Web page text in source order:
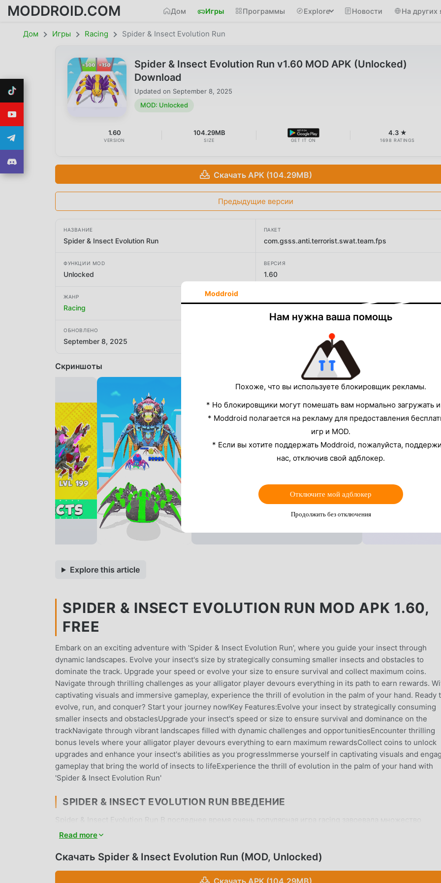
MODDROID.COM Дом Игры Программы Explore Новости На других
Дом Игры Racing Spider & Insect Evolution Run
Spider & Insect Evolution Run v1.60 MOD APK (Unlocked)
Download
Updated on September 8, 2025
MOD: Unlocked
1.60
VERSION
104.29MB
SIZE GET IT ON
4.3 ★
1698 RATINGS
Скачать APK (104.29MB)
Предыдущие версии
НАЗВАНИЕ
Spider & Insect Evolution Run
ПАКЕТ
com.gsss.anti.terrorist.swat.team.fps
ФУНКЦИИ MOD
Unlocked
ВЕРСИЯ
1.60
ЖАНР
Racing
ОБНОВЛЕНО
September 8, 2025
Скриншоты
Explore this article
SPIDER & INSECT EVOLUTION RUN MOD APK 1.60,
FREE
Embark on an exciting adventure with 'Spider & Insect Evolution Run', where you guide your insect through
dynamic landscapes. Evolve your insect's size by strategically consuming smaller insects and obstacles to
dominate the track. Upgrade your speed or evolve your size to ensure survival and collect maximum coins.
Navigate through thrilling challenges as your alligator player devours everything in its path to earn rewards.
captivating visuals and immersive gameplay, experience the thrill of evolution in the palm of your hand. Ready
evolve, run, and conquer? Start your journey now!Key Features:Evolve your insect by strategically consuming
smaller insects and obstaclesUpgrade your insect's speed or size to ensure survival and dominance on the
trackNavigate through vibrant landscapes filled with dynamic challenges and opportunitiesEncounter thrilling
bonus levels where your alligator player devours everything to earn maximum rewardsCollect coins to unlock
upgrades and enhance your insect's abilities as you progressImmerse yourself in captivating visuals and
gameplay that bring the world of insects to lifeExperience the thrill of evolution in the palm of your hand with
'Spider & Insect Evolution Run'
SPIDER & INSECT EVOLUTION RUN ВВЕДЕНИЕ
Spider & Insect Evolution Run В последнее время очень популярная игра racing завоевала множество
поклонников по всему миру, которым нравятся игры racing. Если вы хотите скачать эту игру, так как это
предоставляет вам последнюю версию Spider & Insect Evolution Run 1.60 бесплатно, но также бесплатно
могли сосредоточиться на наслаждении радостью, которую приносит сама игра. moddroid обещает, что
Read more
Скачать Spider & Insect Evolution Run (MOD, Unlocked)
Скачать APK (104.29MB)
Moddroid
Нам нужна ваша помощь
Похоже, что вы используете блокировщик рекламы.
* Но блокировщики могут помешать вам нормально загружать
* Moddroid полагается на рекламу для предоставления
игр и MOD.
* Если вы хотите поддержать Moddroid, пожалуйста,
нас, отключив свой адблокер.
Отключите мой адблокер
Продолжить без отключения